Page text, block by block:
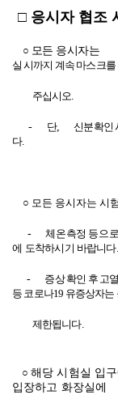
□ 응시자 협조
○ 모든 응시자는
실 시까지 계속 마스크를
주십시오.
- 단,
신분확인
다.
○ 모든 응시자는 시
-
체온측정 등으
에 도착하시기 바랍니다.
- 증상 확인 후 고
등 코로나19 유증상자는
제한됩니다.
○ 해당 시험실 입
입장하고 화장실에